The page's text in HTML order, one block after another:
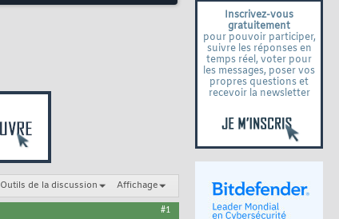
Inscrivez-vous
gratuitement
pour pouvoir participer,
suivre les réponses en
temps réel, voter pour
les messages, poser vos
propres questions et
recevoir la newsletter
Outils de la discussion Affichage
#1